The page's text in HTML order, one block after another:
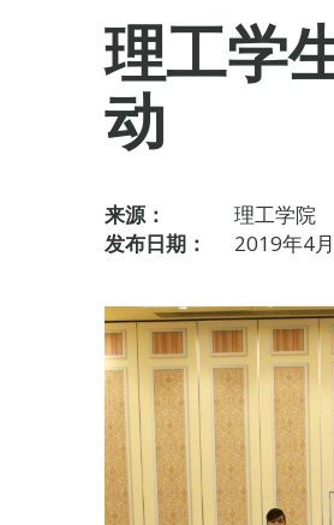
理工学
动
来源：
理工学院
发布日期：
2019年4